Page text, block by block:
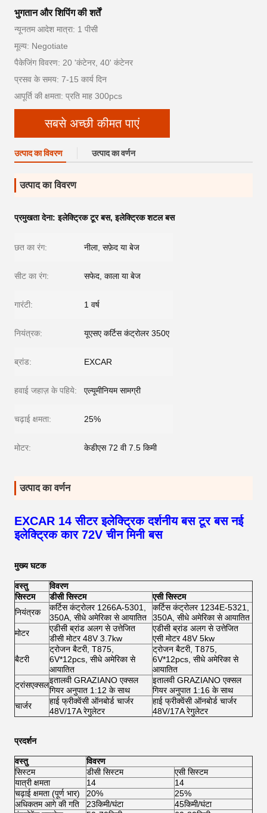
भुगतान और शिपिंग की शर्तें
न्यूनतम आदेश मात्रा: 1 पीसी
मूल्य: Negotiate
पैकेजिंग विवरण: 20 'कंटेनर, 40' कंटेनर
प्रसव के समय: 7-15 कार्य दिन
आपूर्ति की क्षमता: प्रति माह 300pcs
सबसे अच्छी कीमत पाएं
उत्पाद का विवरण उत्पाद का वर्णन
उत्पाद का विवरण
प्रमुखता देना:इलेक्ट्रिक टूर बस,इलेक्ट्रिक शटल बस
छत का रंग: नीला, सफ़ेद या बेज
सीट का रंग: सफेद, काला या बेज
गारंटी: 1 वर्ष
नियंत्रक: यूएसए कर्टिस कंट्रोलर 350ए
ब्रांड: EXCAR
हवाई जहाज़ के पहिये: एल्यूमीनियम सामग्री
चढ़ाई क्षमता: 25%
मोटर: केडीएस 72 वी 7.5 किमी
उत्पाद का वर्णन
EXCAR 14 सीटर इलेक्ट्रिक दर्शनीय बस टूर बस नई
इलेक्ट्रिक कार 72V चीन मिनी बस
मुख्य घटक
वस्तु
विवरण
सिस्टम
डीसी सिस्टम
एसी सिस्टम
नियंत्रक
कर्टिस कंट्रोलर 1266A-5301,
350A, सीधे अमेरिका से आयातित
कर्टिस कंट्रोलर 1234E-5321,
350A, सीधे अमेरिका से आयातित
मोटर
एडीसी ब्रांड अलग से उत्तेजित
डीसी मोटर 48V 3.7kw
एडीसी ब्रांड अलग से उत्तेजित
एसी मोटर 48V 5kw
बैटरी
ट्रोजन बैटरी, T875,
6V*12pcs, सीधे अमेरिका से
आयातित
ट्रोजन बैटरी, T875,
6V*12pcs, सीधे अमेरिका से
आयातित
ट्रांसएक्सलइतालवी GRAZIANO एक्सल
गियर अनुपात 1:12 के साथ
इतालवी GRAZIANO एक्सल
गियर अनुपात 1:16 के साथ
चार्जर
हाई फ्रीक्वेंसी ऑनबोर्ड चार्जर
48V/17A रेगुलेटर
हाई फ्रीक्वेंसी ऑनबोर्ड चार्जर
48V/17A रेगुलेटर
प्रदर्शन
वस्तु
विवरण
सिस्टम
डीसी सिस्टम
एसी सिस्टम
यात्री क्षमता
14
14
चढ़ाई क्षमता (पूर्ण भार)
20%
25%
अधिकतम आगे की गति
23किमी/घंटा
45किमी/घंटा